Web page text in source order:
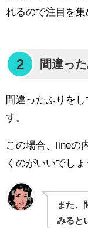
れるので注目を集
2 間違っ
間違ったふりをし
す。
この場合、lineの
くのがいいでしょ
また、
みると